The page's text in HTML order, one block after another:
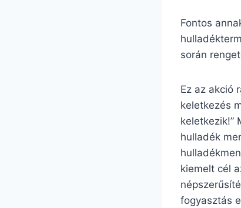
Fontos
során
Ez az akció
keletkezés
keletkezik!”
hulladék
kiemelt cél
fogyasztás